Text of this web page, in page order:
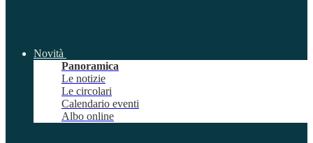
Novità
Panoramica
Le notizie
Le circolari
Calendario eventi
Albo online